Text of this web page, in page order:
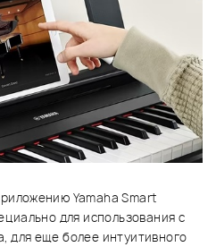
Yamaha Smart
для использования с
для еще более интуитивного